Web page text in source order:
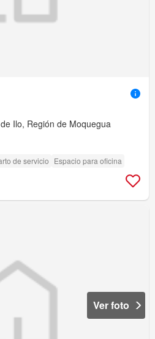
Ilo, Región de Moquegua
de servicio Espacio para oficina
Ver foto